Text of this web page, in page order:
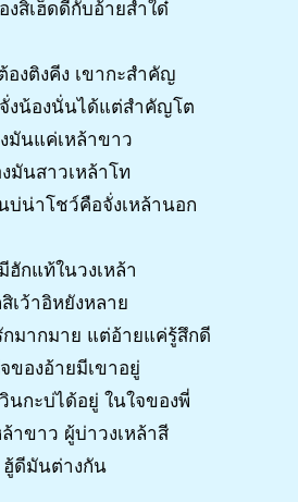
งสิเฮ็ดดีกับอ้ายส่ำใด๋
องติงคีง เขากะสำคัญ
งน้องนั่นได้แต่สำคัญโต
มันแค่เหล้าขาว
มันสาวเหล้าโท
น่าโชว์คือจั่งเหล้านอก
ฮักแท้ในวงเหล้า
เว้าอิหยังหลาย
กมากมาย แต่อ้ายแค่รู้สึกดี
ของอ้ายมีเขาอยู่
นกะบ่ได้อยู่ ในใจของพี่
ล้าขาว ผู้บ่าวงเหล้าสี
ฮู้ดีมันต่างกัน